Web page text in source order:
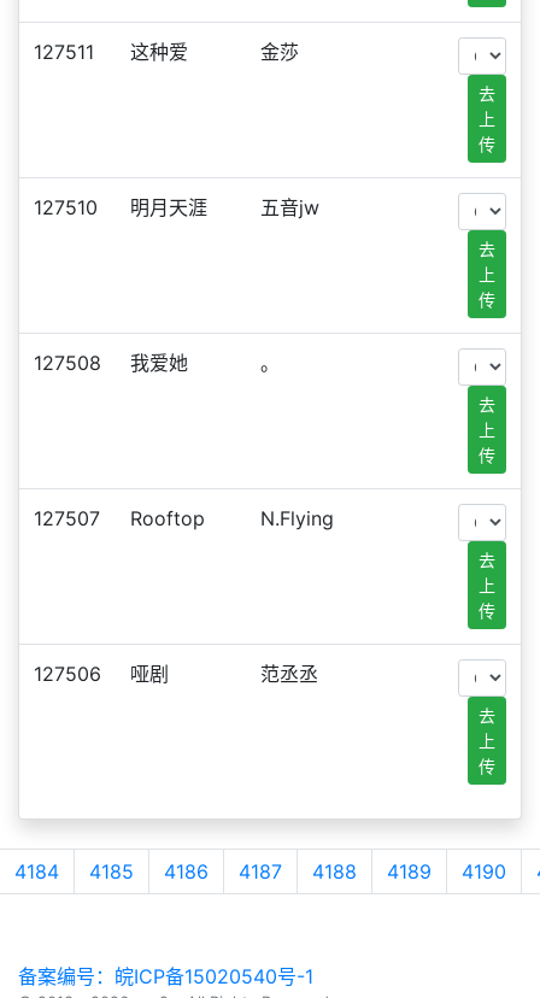
127511 这种爱 金莎
去
上
传
127510 明月天涯 五音jw
去
上
传
127508 我爱她 。
去
上
传
127507 Rooftop N.Flying
去
上
传
127506 哑剧 范丞丞
去
上
传
4184 4185 4186 4187 4188 4189 4190
备案编号：皖ICP备15020540号-1